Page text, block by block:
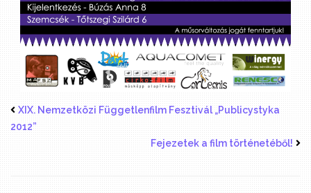
XIX. Nemzetközi Függetlenfilm Fesztivál „Publicystyka
2012”
Fejezetek a film történetéből!